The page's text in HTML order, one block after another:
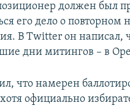
должен был
его дело о
В Twitter он написал,
дни митингов – в
что намерен
официально